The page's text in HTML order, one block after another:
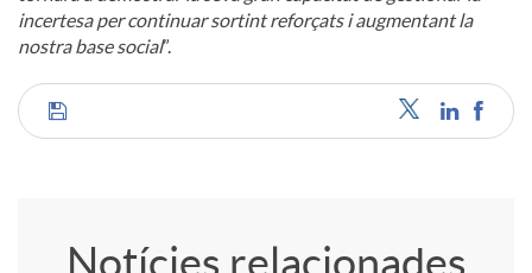
incertesa per continuar sortint reforçats i augmentant la
nostra base social”.
C
Notícies relacionades